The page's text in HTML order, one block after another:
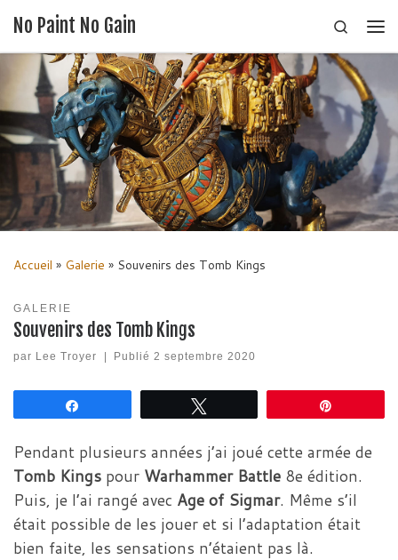
Passer au contenu
No Paint No Gain
Search
Accueil » Galerie » Souvenirs des Tomb Kings
GALERIE
Souvenirs des Tomb Kings
par Lee Troyer Publié2 septembre 2020
Pendant plusieurs années j’ai joué cette armée de
Tomb Kings pour Warhammer Battle 8e édition.
Puis, je l’ai rangé avec Age of Sigmar. Même s’il
était possible de les jouer et si l’adaptation était
bien faite, les sensations n’étaient pas là.